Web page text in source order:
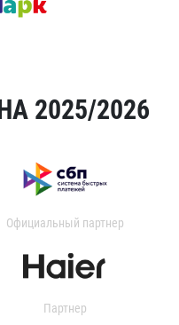
2025/2026
Официальный партнер
Партнер